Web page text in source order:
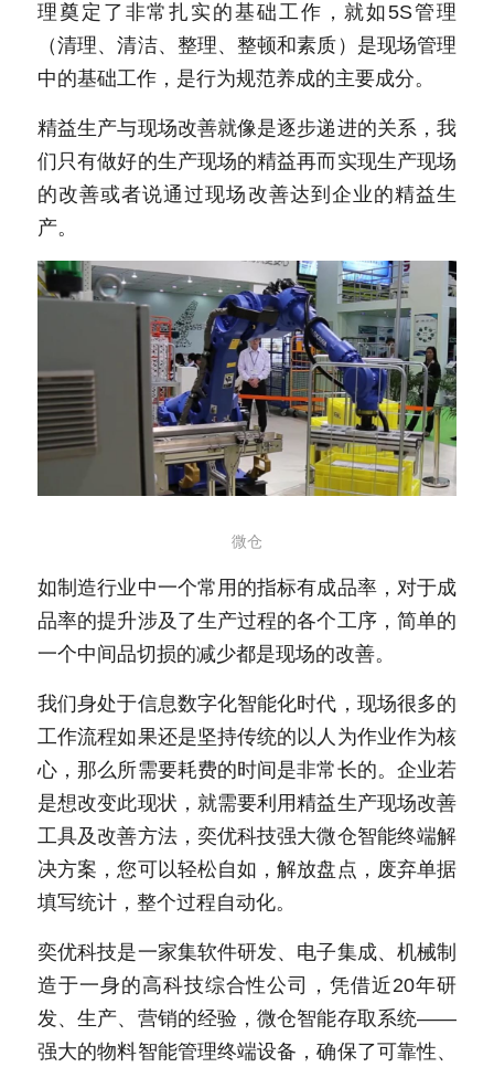
理奠定了非常扎实的基础工作，就如5S管理
（清理、清洁、整理、整顿和素质）是现场管理
中的基础工作，是行为规范养成的主要成分。
精益生产与现场改善就像是逐步递进的关系，我
们只有做好的生产现场的精益再而实现生产现场
的改善或者说通过现场改善达到企业的精益生
产。
微仓
如制造行业中一个常用的指标有成品率，对于成
品率的提升涉及了生产过程的各个工序，简单的
一个中间品切损的减少都是现场的改善。
我们身处于信息数字化智能化时代，现场很多的
工作流程如果还是坚持传统的以人为作业作为核
心，那么所需要耗费的时间是非常长的。企业若
是想改变此现状，就需要利用精益生产现场改善
工具及改善方法，奕优科技强大微仓智能终端解
决方案，您可以轻松自如，解放盘点，废弃单据
填写统计，整个过程自动化。
奕优科技是一家集软件研发、电子集成、机械制
造于一身的高科技综合性公司，凭借近20年研
发、生产、营销的经验，微仓智能存取系统——
强大的物料智能管理终端设备，确保了可靠性、